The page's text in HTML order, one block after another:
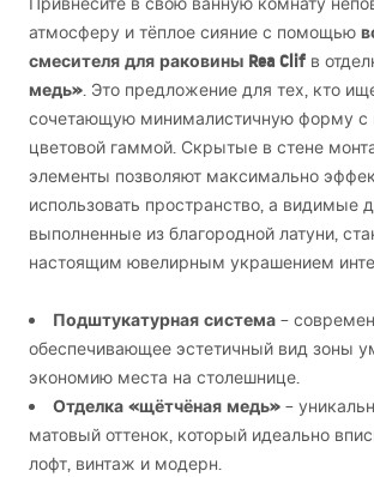
атмосферу и тёплое сияние с помощью
смесителя для раковины Rea Clif в
медь». Это предложение для тех, кто
сочетающую минималистичную форму с
цветовой гаммой. Скрытые в стене
элементы позволяют максимально
использовать пространство, а видимые
выполненные из благородной латуни,
настоящим ювелирным украшением
Подштукатурная система –
обеспечивающее эстетичный вид зоны
экономию места на столешнице.
Отделка «щётчёная медь» –
матовый оттенок, который идеально
лофт, винтаж и модерн.